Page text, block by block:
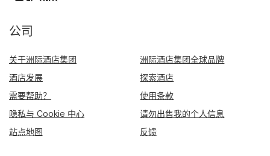
公司
关于洲际酒店集团
洲际酒店集团全球品牌
酒店发展
探索酒店
需要帮助？
使用条款
隐私与 Cookie 中心
请勿出售我的个人信息
站点地图
反馈